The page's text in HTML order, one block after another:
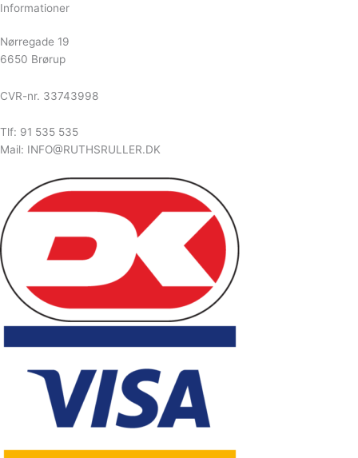
Informationer
Nørregade 19
6650 Brørup
CVR-nr. 33743998
Tlf: 91 535 535
Mail: INFO@RUTHSRULLER.DK